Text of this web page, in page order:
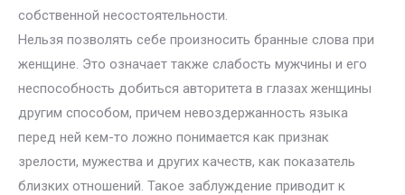
собственной несостоятельности.
Нельзя позволять себе произносить бранные слова при
женщине. Это означает также слабость мужчины и его
неспособность добиться авторитета в глазах женщины
другим способом, причем невоздержанность языка
перед ней кем-то ложно понимается как признак
зрелости, мужества и других качеств, как показатель
близких отношений. Такое заблуждение приводит к